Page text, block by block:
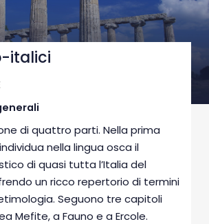
italici
di quattro parti. Nella prima
nella lingua osca il
di quasi tutta l’Italia del
un ricco repertorio di termini
Seguono tre capitoli
Mefite, a Fauno e a Ercole.